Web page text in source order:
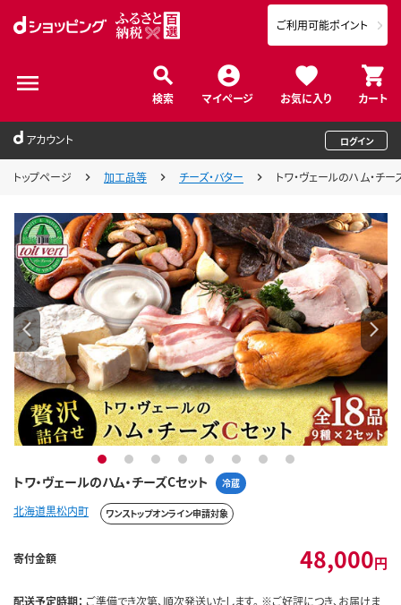
検索 マイページ お気に入り カート
ご利用可能ポイント
アカウント ログイン
トップページ 加工品等 チーズ・バター トワ・ヴェールのハム・チー
トワ・ヴェールのハム・チーズCセット 冷蔵
1 2 3 4 5 6 7 8
北海道黒松内町 ワンストップオンライン申請対象
寄付金額 48,000円
配送予定時期： ご準備でき次第、順次発送いたします。 ※ご好評につき、お届けま